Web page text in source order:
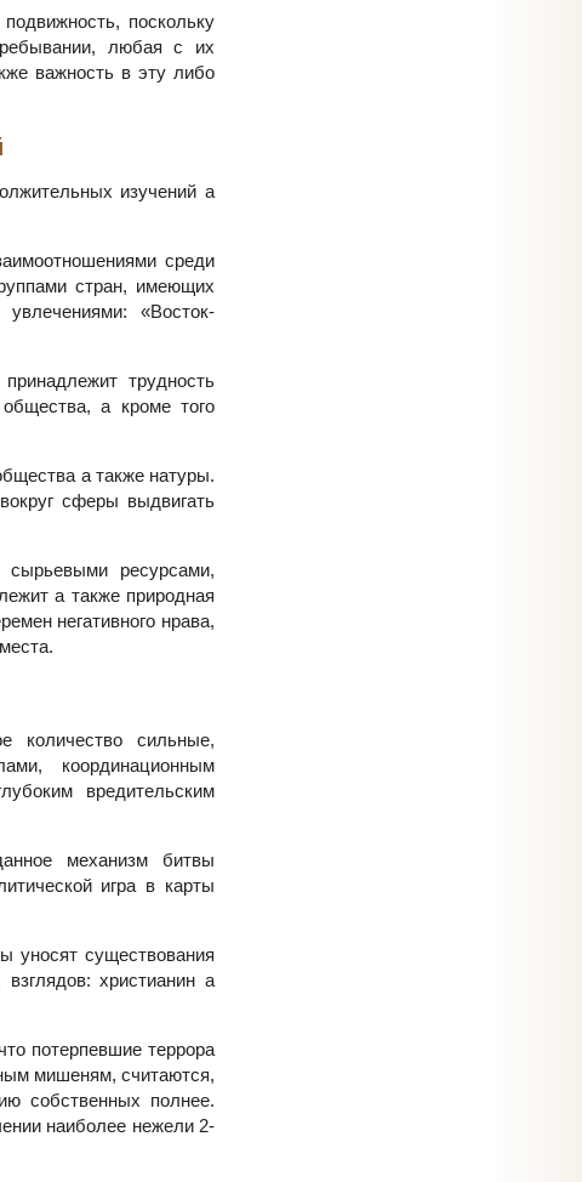
поскольку
любая с их
важность в эту либо
изучений а
среди
стран, имеющих
«Восток-
трудность
а кроме того
а также натуры.
сферы выдвигать
сырьевыми ресурсами,
а также природная
негативного нрава,
количество сильные,
координационным
вредительским
механизм битвы
игра в карты
уносят существования
христианин а
потерпевшие террора
мишеням, считаются,
собственных полнее.
наиболее нежели 2-